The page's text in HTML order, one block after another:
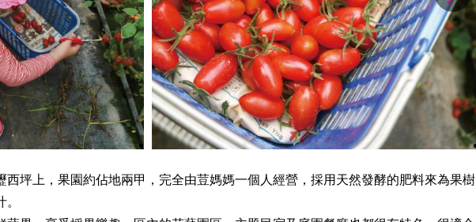
西坪上，果園約佔地兩甲，完全由荳媽媽一個人經營，採用天然發酵的肥料來為果樹